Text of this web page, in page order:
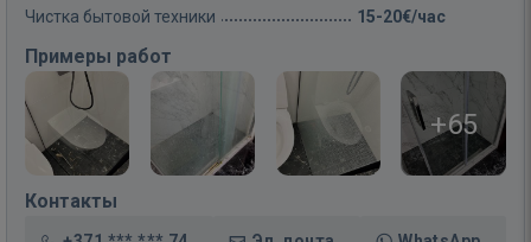
Чистка бытовой техники 15-20€/час
Примеры работ
+65
Контакты